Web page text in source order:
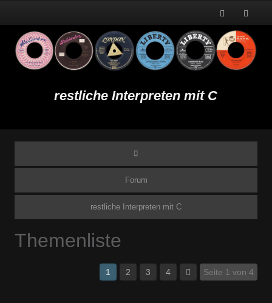
restliche Interpreten mit C
Forum
restliche Interpreten mit C
Themenliste
1 2 3 4 Seite 1 von 4